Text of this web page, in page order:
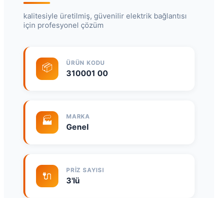
kalitesiyle üretilmiş, güvenilir elektrik bağlantısı
için profesyonel çözüm
📦 ÜRÜN KODU
310001 00
🏭 MARKA
Genel
🔌 PRIZ SAYISI
3'lü